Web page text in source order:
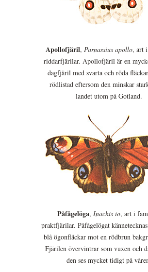
Apollofjäril, Parnassius apollo, art
riddarfjärilar. Apollofjäril är en
dagfjäril med svarta och röda
rödlistad eftersom den minskar
landet utom på Gotland.
Påfågelöga, Inachis io, art i
praktfjärilar. Påfågelögat
blå ögonfläckar mot en rödbrun
Fjärilen övervintrar som vuxen och
den ses mycket tidigt på